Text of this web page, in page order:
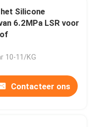
Silicone
6.2MPa LSR voor
10-11/KG
Contacteer ons